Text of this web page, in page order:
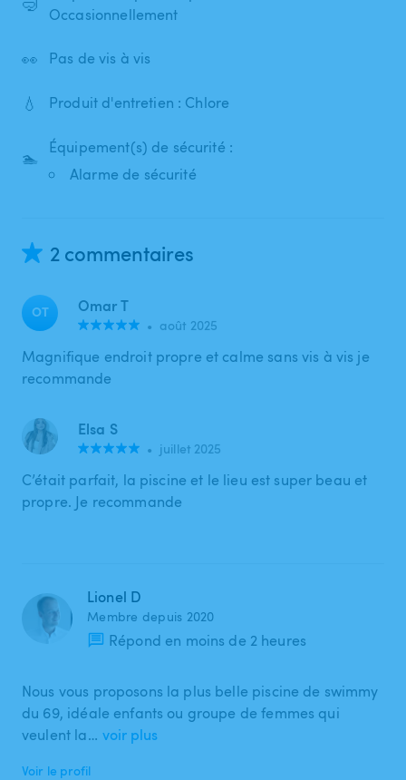
Occasionnellement
👀 Pas de vis à vis
💧 Produit d'entretien : Chlore
🏊
Équipement(s) de sécurité :
Alarme de sécurité
2 commentaires
OT Omar T
• août 2025
Magnifique endroit propre et calme sans vis à vis je
recommande
Elsa S
• juillet 2025
C’était parfait, la piscine et le lieu est super beau et
propre. Je recommande
Lionel D
Membre depuis 2020
Répond en moins de 2 heures
Nous vous proposons la plus belle piscine de swimmy
du 69, idéale enfants ou groupe de femmes qui
veulent la… voir plus
Voir le profil